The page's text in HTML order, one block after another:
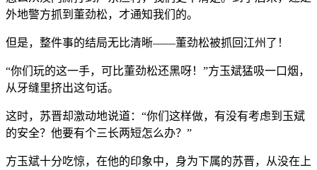
外地警方抓到董劲松，才通知我们的。
但是，整件事的结局无比清晰——董劲松被抓回江州了！
“你们玩的这一手，可比董劲松还黑呀！”方玉斌猛吸一口烟，
从牙缝里挤出这句话。
这时，苏晋却激动地说道：“你们这样做，有没有考虑到玉斌
的安全？他要有个三长两短怎么办？”
方玉斌十分吃惊，在他的印象中，身为下属的苏晋，从没在上